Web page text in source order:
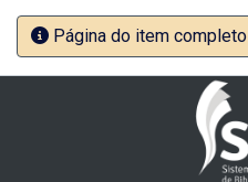
Página do item completo